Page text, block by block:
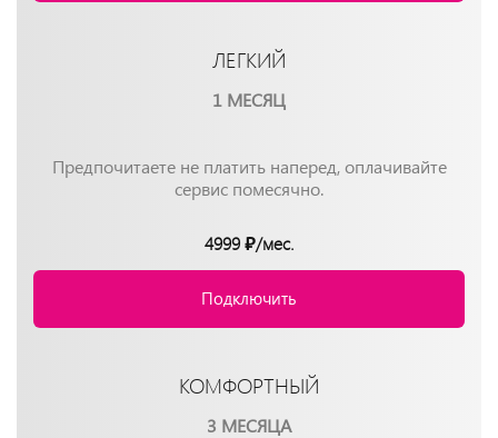
ЛЕГКИЙ
1 МЕСЯЦ
Предпочитаете не платить наперед, оплачивайте
сервис помесячно.
4999 ₽/мес.
Подключить
КОМФОРТНЫЙ
3 МЕСЯЦА